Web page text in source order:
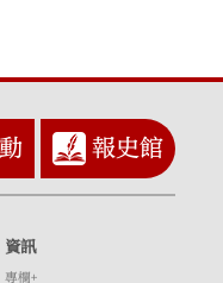
報史館
資訊
專欄+